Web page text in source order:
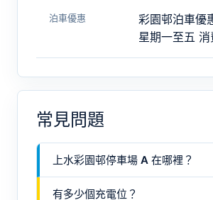
泊車優惠
彩園邨泊車優
星期一至五
常見問題
上水彩園邨停車場 A 在哪裡？
有多少個充電位？